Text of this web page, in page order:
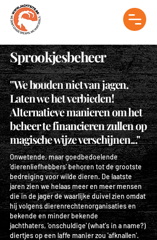
Sprookjesbeheer
''We houden niet van jagen.
Laten we het verbieden!
Alternatieve manieren om het
beheer te financieren zullen op
magische wijze verschijnen..."
Onwetende, maar goedbedoelende
'dierenliefhebbers' behoren tot de grootste
bedreiging voor wilde dieren. De laatste
jaren zien we helaas meer en meer mensen
die in de jager de waarlijke duivel zien omdat
hijvolgens dierenrechtenorganisaties en
bekende en minder bekende
jachthaters, 'onschuldige' (what's in a name?)
diertjes op een laffe manier zou 'afknallen'.